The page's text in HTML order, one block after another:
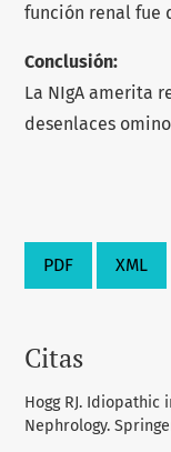
función renal fue
Conclusión:
La NIgA amerita
desenlaces
PDF XML
Citas
Hogg RJ.
Nephrology.